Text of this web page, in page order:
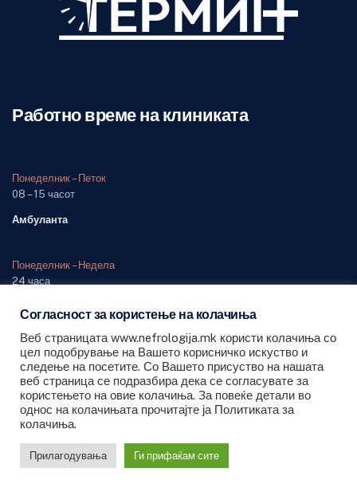
Работно време на клиниката
Понеделник – Петок
08 – 15 часот
Амбуланта
Понеделник – Недела
24 часа
Одделение (дежурна служба)
Сите права се задржани © 2026 ЈЗУ Универзитетска клиника за
Согласност за користење на колачиња
Веб страницата www.nefrologija.mk користи колачиња со
цел подобрување на Вашето корисничко искуство и
следење на посетите. Со Вашето присуство на нашата
веб страница се подразбира дека се согласувате за
користењето на овие колачиња. За повеќе детали во
однос на колачињата прочитајте ја Политиката за
колачиња.
Прилагодувања Ги прифаќам сите